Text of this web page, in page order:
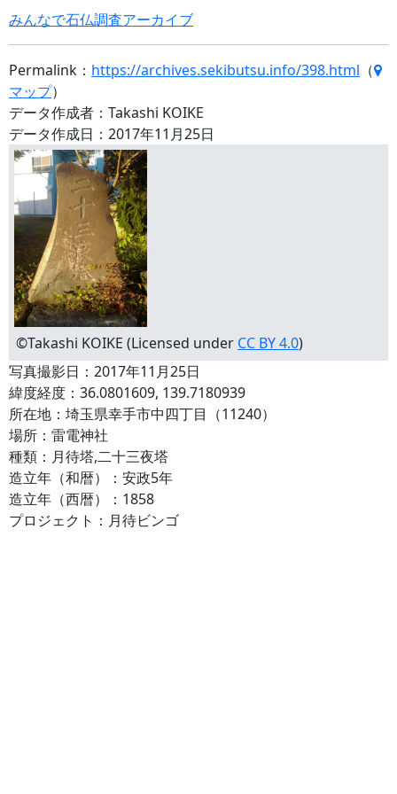
みんなで石仏調査アーカイブ
Permalink： https://archives.sekibutsu.info/398.html （
マップ）
データ作成者：Takashi KOIKE
データ作成日：2017年11月25日
©Takashi KOIKE (Licensed under CC BY 4.0)
写真撮影日：2017年11月25日
緯度経度：36.0801609, 139.7180939
所在地：埼玉県幸手市中四丁目（11240）
場所：雷電神社
種類：月待塔,二十三夜塔
造立年（和暦）：安政5年
造立年（西暦）：1858
プロジェクト：月待ビンゴ